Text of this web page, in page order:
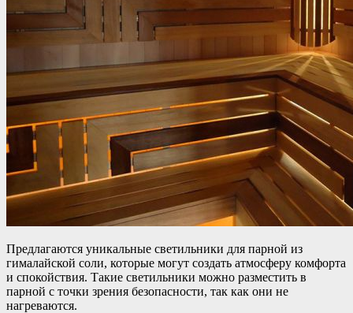
Предлагаются уникальные светильники для парной из
гималайской соли, которые могут создать атмосферу комфорта
и спокойствия. Такие светильники можно разместить в
парной с точки зрения безопасности, так как они не
нагреваются.